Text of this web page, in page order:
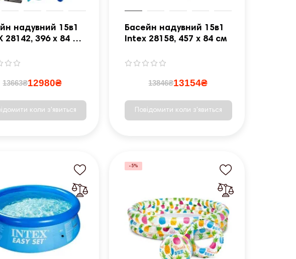
надувний 15в1
28142, 396 x 84 см
бульбашок
13663₴12980₴
коли з'явиться
Басейн надувний 15в1
Intex 28158, 457 х 84 см
13846₴13154₴
Повідомити коли з'явиться
-5%